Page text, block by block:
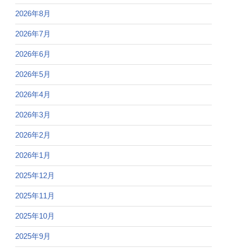
2026年8月
2026年7月
2026年6月
2026年5月
2026年4月
2026年3月
2026年2月
2026年1月
2025年12月
2025年11月
2025年10月
2025年9月